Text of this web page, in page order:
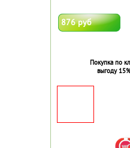
876 руб
Покупка по
выгоду